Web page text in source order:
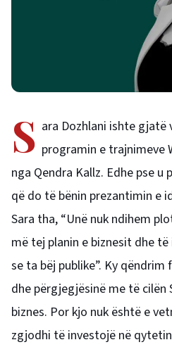
S ara Dozhlani ishte
programin e trajnimeve
nga Qendra Kallz. Edhe pse
që do të bënin prezantimin e
Sara tha, “Unë nuk ndihem
më tej planin e biznesit dhe
se ta bëj publike”. Ky
dhe përgjegjësinë me të cilën
biznes. Por kjo nuk është e
zgjodhi të investojë në